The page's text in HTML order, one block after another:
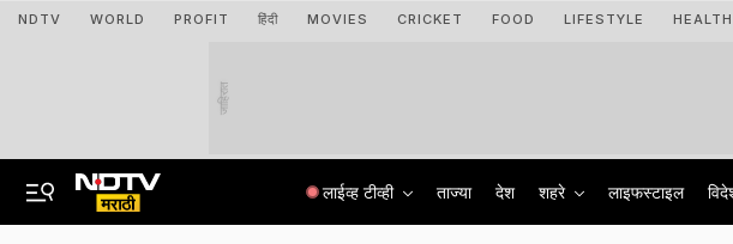
NDTV WORLD PROFIT हिंदी MOVIES CRICKET FOOD LIFESTYLE HEALTH
जाहिरात
लाईव्ह टीव्ही ताज्या देश शहरे लाइफस्टाइल